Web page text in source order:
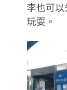
李也可
玩耍。